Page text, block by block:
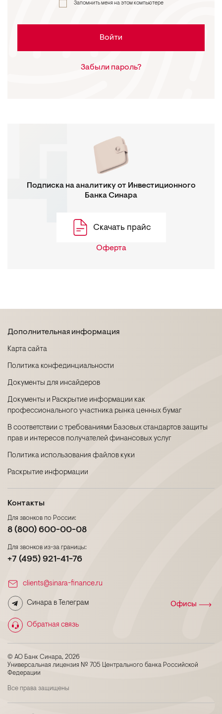
Запомнить меня на этом компьютере
Войти
Забыли пароль?
Подписка на аналитику от Инвестиционного
Банка Синара
Скачать прайс
Оферта
© АО Банк Синара, 2026
Универсальная лицензия № 705 Центрального банка Российской
Федерации
Все права защищены
Дополнительная информация
Карта сайта
Политика конфединциальности
Документы для инсайдеров
Документы и Раскрытие информации как
профессионального участника рынка ценных бумаг
В соответствии с требованиями Базовых стандартов защиты
прав и интересов получателей финансовых услуг
Политика использования файлов куки
Раскрытие информации
Контакты
clients@sinara-finance.ru
Синара в Телеграм
Обратная связь
Для звонков по России:
8 (800) 600-00-08
Для звонков из-за границы:
+7 (495) 921-41-76
Офисы